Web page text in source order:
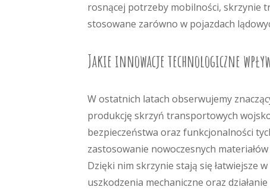
rosnącej potrzeby mobilności, skrzynie
stosowane zarówno w pojazdach
Jakie innowacje technologiczne
W ostatnich latach obserwujemy
produkcję skrzyń transportowych
bezpieczeństwa oraz funkcjonalności
zastosowanie nowoczesnych
Dzięki nim skrzynie stają się łatwiejsze
uszkodzenia mechaniczne oraz